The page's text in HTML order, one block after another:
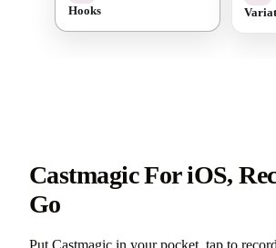
Hooks
Castmagic For iOS,
Go
Put Castmagic in your pocket, tap to